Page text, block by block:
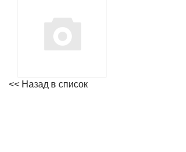
<< Назад в список